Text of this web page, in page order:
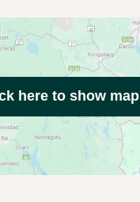
here to show map